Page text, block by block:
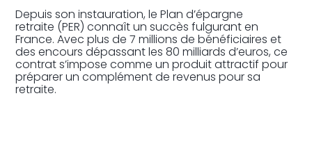
Depuis son instauration, le Plan d’épargne
retraite (PER) connaît un succès fulgurant en
France. Avec plus de 7 millions de bénéficiaires et
des encours dépassant les 80 milliards d’euros, ce
contrat s’impose comme un produit attractif pour
préparer un complément de revenus pour sa
retraite.